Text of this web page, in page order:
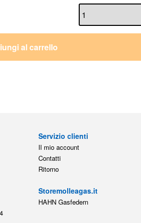
al carrello
Servizio clienti
Il mio account
Contatti
Ritorno
Storemolleagas.it
HAHN Gasfedern